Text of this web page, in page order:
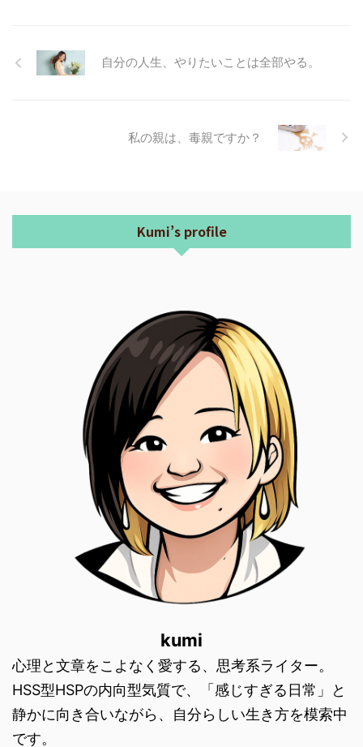
kumi
心理と文章をこよなく愛する、思考系ライター。
HSS型HSPの内向型気質で、「感じすぎる日常」と
静かに向き合いながら、自分らしい生き方を模索中
「自分がめんどくさい」「なんだか生きづらい」
そんなふうに感じている人が、少しでも自分を理解
し、やさしく受け入れられるような言葉を綴ってい
現在は、アスペルガー傾向のある夫と、HSCの娘と
3人暮らし。
家族との日々もまた、自分を知るための学びの場だ
と感じています。